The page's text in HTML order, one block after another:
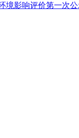
境影响评价第一次